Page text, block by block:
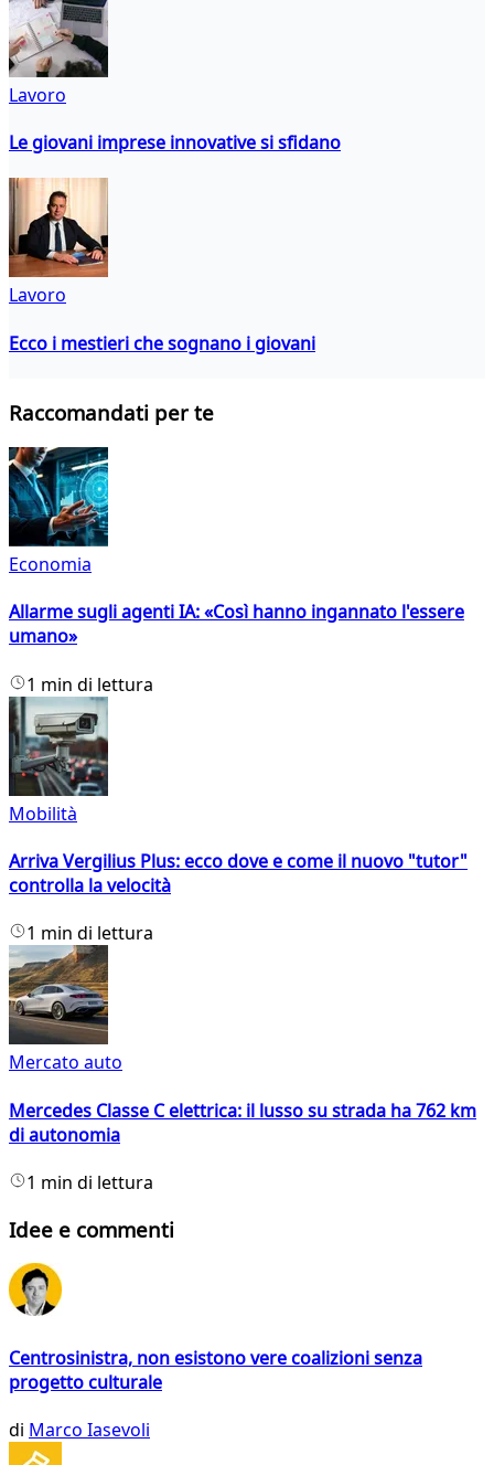
Lavoro
Le giovani imprese innovative si sfidano
Lavoro
Ecco i mestieri che sognano i giovani
Raccomandati per te
Economia
Allarme sugli agenti IA: «Così hanno ingannato l'essere
umano»
1 min di lettura
Mobilità
Arriva Vergilius Plus: ecco dove e come il nuovo "tutor"
controlla la velocità
1 min di lettura
Mercato auto
Mercedes Classe C elettrica: il lusso su strada ha 762 km
di autonomia
1 min di lettura
Idee e commenti
Centrosinistra, non esistono vere coalizioni senza
progetto culturale
di Marco Iasevoli